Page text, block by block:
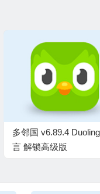
多邻国 v6.89.4
言 解锁高级版